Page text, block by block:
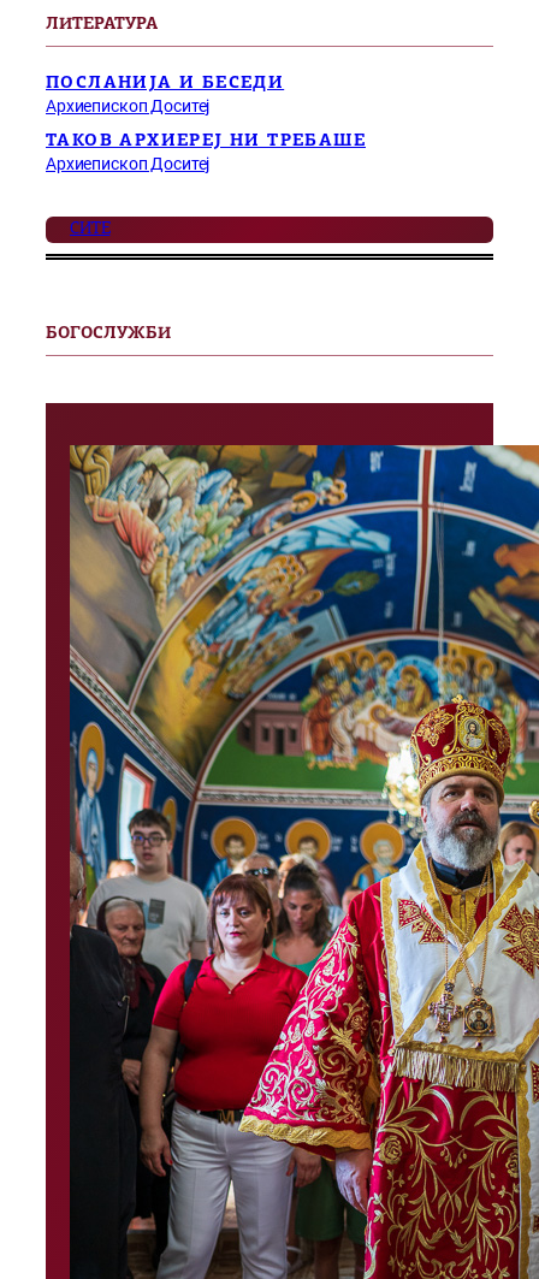
ЛИТЕРАТУРА
ПОСЛАНИЈА И БЕСЕДИ
Архиепископ Доситеј
ТАКОВ АРХИЕРЕЈ НИ ТРЕБАШЕ
Архиепископ Доситеј
СИТЕ
БОГОСЛУЖБИ